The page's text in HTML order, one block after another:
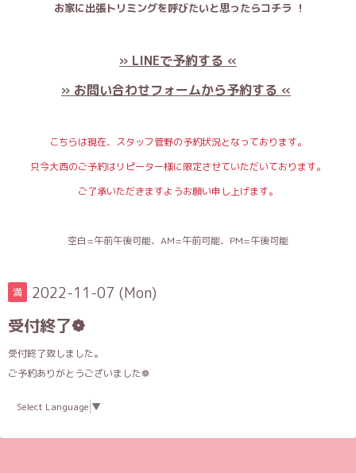
お家に出張トリミングを呼びたいと思ったらコチラ ！
» LINEで予約する «
» お問い合わせフォームから予約する «
こちらは現在、スタッフ菅野の予約状況となっております。
只今大西のご予約はリピーター様に限定させていただいております。
ご了承いただきますようお願い申し上げます。
空白=午前午後可能、AM=午前可能、PM=午後可能
満 2022-11-07 (Mon)
受付終了❁
受付終了致しました。
ご予約ありがとうございました❁
Select Language ▼